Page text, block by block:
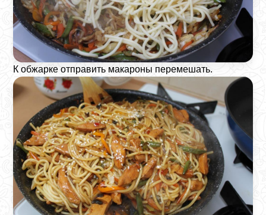
К обжарке отправить макароны перемешать.